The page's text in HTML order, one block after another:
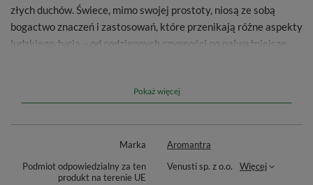
złych duchów. Świece, mimo swojej prostoty, niosą ze sobą
bogactwo znaczeń i zastosowań, które przenikają różne aspekty
ludzkiego życia – od codziennych czynności po najważniejsze
we współczesnym, zelektryfikowanym świecie.
kadzideł. Kolor świecy i specjalnie wyselekcjonowana
Pokaż więcej
Marka
Aromantra
Podmiot odpowiedzialny za ten
produkt na terenie UE
Venusti sp. z o.o. Więcej